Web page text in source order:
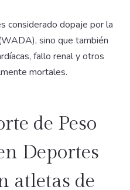
considerado dopaje por la
sino que también
fallo renal y otros
mortales.
de Peso
Deportes
atletas de